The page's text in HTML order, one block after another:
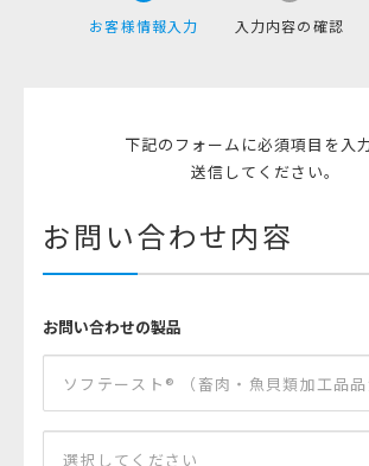
お客様情報入力
入力内容の確認
下記のフォームに必須項目を入
送信してください。
お問い合わせ内容
お問い合わせの製品